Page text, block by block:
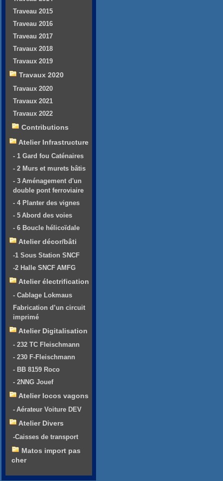
Traveau 2015
Traveau 2016
Traveau 2017
Travaux 2018
Travaux 2019
Travaux 2020
Travaux 2020
Travaux 2021
Travaux 2022
Contributions
Atelier Infrastructure
- 1 Gard fou Caténaires
- 2 Murs et murets bâtis
- 3 Aménagement d'un
double pont ferroviaire
- 4 Planter des vignes
- 5 Abord des voies
- 6 Boucle hélicoïdale
Atelier décor/bâti
-1 Sous Station SNCF
-2 Halle SNCF AMFG
Atelier électrification
- Cablage Lokmaus
Fabrication d’un circuit
imprimé
Atelier Digitalisation
- 232 TC Fleischmann
- 230 F-Fleischmann
- BB 8159 Roco
- 2NNG Jouef
Atelier locos vagons
- Aérateur Voiture DEV
Atelier Divers
-Caisses de transport
Matos import pas
cher